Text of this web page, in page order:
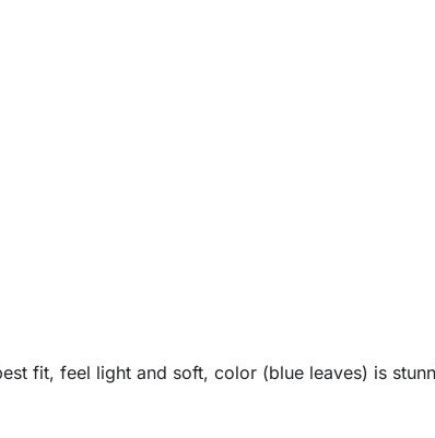
fit, feel light and soft, color (blue leaves) is